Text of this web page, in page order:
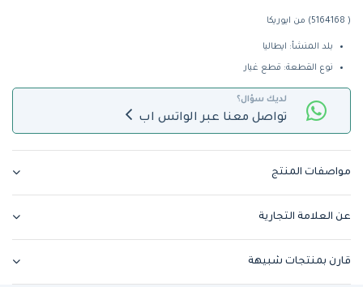
( 5164168) من ايوريكا
بلد المنشأ: ايطاليا
نوع القطعة: قطع غيار
لديك سؤال؟
تواصل معنا عبر الواتس اب
مواصفات المنتج
عن العلامة التجارية
قارن بمنتجات شبيهة